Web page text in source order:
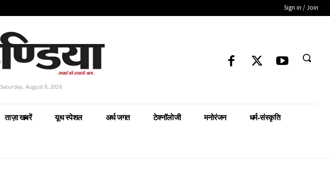
Sign in / Join
Saturday, August 8, 2026
ताज़ा खबरें यूथ स्पेशल अर्थ जगत टेक्नॉलोजी मनोरंजन धर्म-संस्कृति